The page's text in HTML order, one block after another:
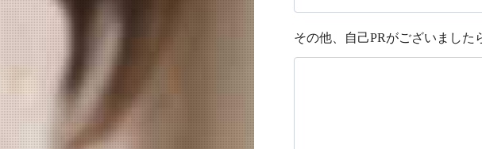
その他、自己PRがございました